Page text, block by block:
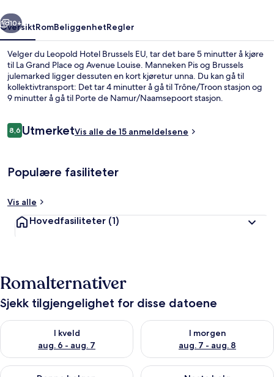
Neste
10+
OversiktRomBeliggenhetRegler
Velger du Leopold Hotel Brussels EU, tar det bare 5 minutter å kjøre
til La Grand Place og Avenue Louise. Manneken Pis og Brussels
julemarked ligger dessuten en kort kjøretur unna. Du kan gå til
kollektivtransport: Det tar 4 minutter å gå til Trône/Troon stasjon og
9 minutter å gå til Porte de Namur/Naamsepoort stasjon.
Anmeldelser
8,68,6 av 10 –
UtmerketVis alle de 15 anmeldelsene
Populære fasiliteter
Vis alle
Hovedfasiliteter (1)
Romalternativer
Sjekk tilgjengelighet for disse datoene
I kveld
aug. 6 - aug. 7
Sjekk tilgjengelighet for i kveld, aug. 6 - aug. 7
I morgen
aug. 7 - aug. 8
Sjekk tilgjengelighet for i
Sjekk tilgjengelighet for denne helgen, aug. 7 - aug. 9
Sjekk tilgjengelighet for neste